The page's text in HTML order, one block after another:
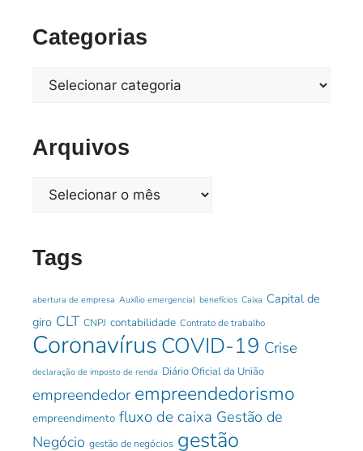
Categorias
Arquivos
Tags
abertura de empresa Auxílio emergencial benefícios Caixa Capital de
giro CLT CNPJ contabilidade Contrato de trabalho
Coronavírus COVID-19 Crise
declaração de imposto de renda Diário Oficial da União
empreendedor empreendedorismo
empreendimento fluxo de caixa Gestão de
Negócio gestão de negócios gestão